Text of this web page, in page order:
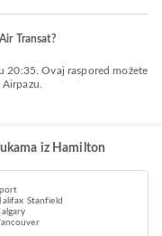
Transat?
iz Hamilton
Stanfield